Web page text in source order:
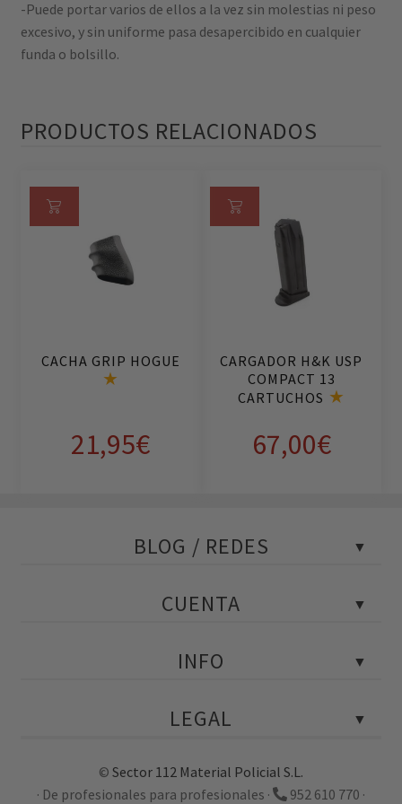
-Puede portar varios de ellos a la vez sin molestias ni peso
excesivo, y sin uniforme pasa desapercibido en cualquier
funda o bolsillo.
PRODUCTOS RELACIONADOS
CACHA GRIP HOGUE
21,95€
Añ
to
CARGADOR H&K USP
COMPACT 13
CARTUCHOS
67,00€
Añ
to
BLOG / REDES
Tests policialesCUENTA
Mis descargas
Detalles de mi cuenta
INFO
Ubicación de la tienda en Málaga
Empresa e historia
LEGAL
Calidad, ambiente y prevención
© Sector 112 Material Policial S.L.
· De profesionales para profesionales ·
952 610 770 ·